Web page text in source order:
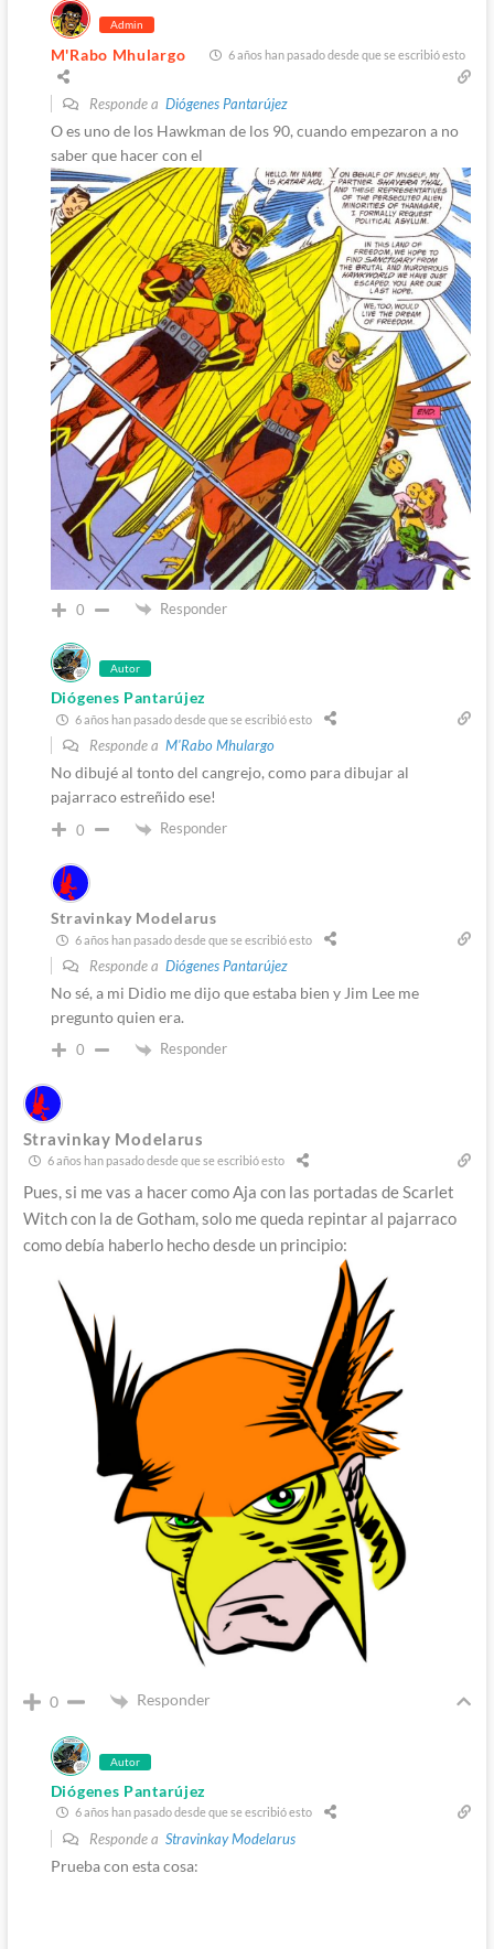
Admin
M'Rabo Mhulargo 6 años han pasado desde que se escribió esto
Responde a Diógenes Pantarújez
O es uno de los Hawkman de los 90, cuando empezaron a no
saber que hacer con el
0 Responder
Autor
Diógenes Pantarújez
6 años han pasado desde que se escribió esto
Responde a M'Rabo Mhulargo
No dibujé al tonto del cangrejo, como para dibujar al
pajarraco estreñido ese!
0 Responder
Stravinkay Modelarus
6 años han pasado desde que se escribió esto
Responde a Diógenes Pantarújez
No sé, a mi Didio me dijo que estaba bien y Jim Lee me
pregunto quien era.
0 Responder
Stravinkay Modelarus
6 años han pasado desde que se escribió esto
Pues, si me vas a hacer como Aja con las portadas de Scarlet
Witch con la de Gotham, solo me queda repintar al pajarraco
como debía haberlo hecho desde un principio:
0 Responder
Autor
Diógenes Pantarújez
6 años han pasado desde que se escribió esto
Responde a Stravinkay Modelarus
Prueba con esta cosa: